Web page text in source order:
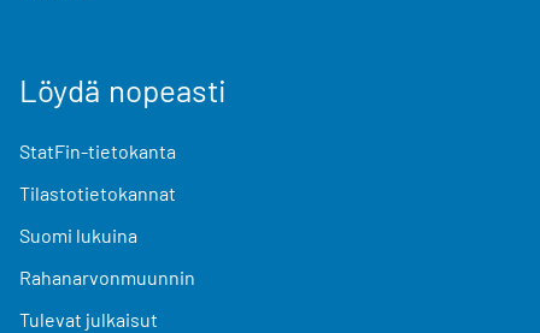
Löydä nopeasti
StatFin-tietokanta
Tilastotietokannat
Suomi lukuina
Rahanarvonmuunnin
Tulevat julkaisut